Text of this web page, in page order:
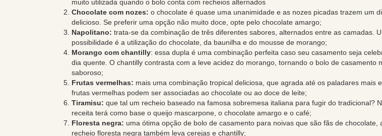
muito utilizada quando o bolo conta com recheios alternados
Chocolate com nozes: o chocolate é quase uma unanimidade e as nozes picadas trazem um
delicioso. Se preferir uma opção não muito doce, opte pelo chocolate amargo;
Napolitano: trata-se da combinação de três diferentes sabores, alternados entre as camadas.
possibilidade é a utilização do chocolate, da baunilha e do mousse de morango;
Morango com chantilly: essa dupla é uma combinação perfeita caso seu casamento seja
dia quente. O chantilly contrasta com a leve acidez do morango, tornando o bolo de casamento
saboroso;
Frutas vermelhas: mais uma combinação tropical deliciosa, que agrada até os paladares mais
frutas vermelhas podem ser associadas ao chocolate ou ao doce de leite;
Tiramisu: que tal um recheio baseado na famosa sobremesa italiana para fugir do tradicional?
receita terá como base o queijo mascarpone, o chocolate amargo e o café;
Floresta negra: uma ótima opção de bolo de casamento para noivas que são fãs de chocolate,
recheio floresta negra também leva cerejas e chantilly;